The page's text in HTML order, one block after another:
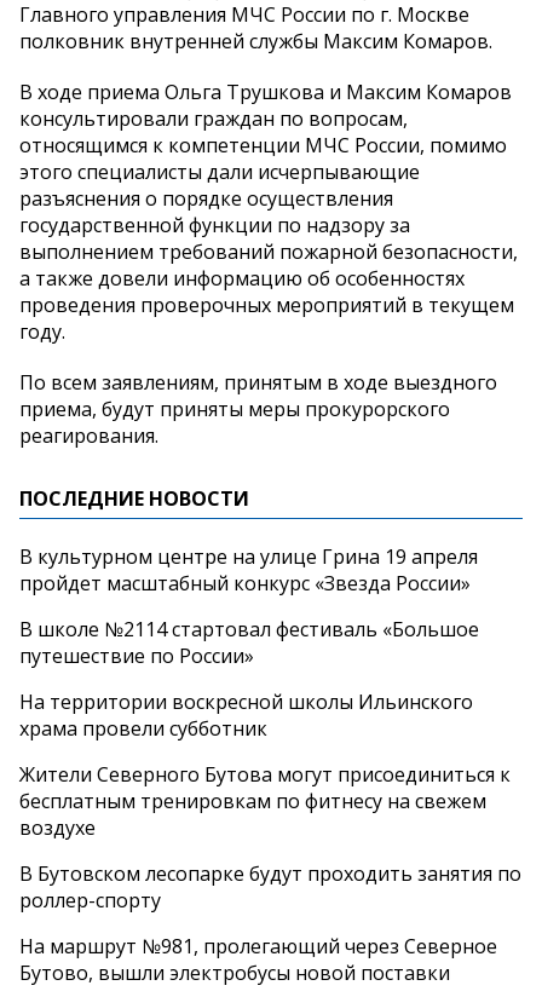
Главного управления МЧС России по г. Москве
полковник внутренней службы Максим Комаров.
В ходе приема Ольга Трушкова и Максим Комаров
консультировали граждан по вопросам,
относящимся к компетенции МЧС России, помимо
этого специалисты дали исчерпывающие
разъяснения о порядке осуществления
государственной функции по надзору за
выполнением требований пожарной безопасности,
а также довели информацию об особенностях
проведения проверочных мероприятий в текущем
году.
По всем заявлениям, принятым в ходе выездного
приема, будут приняты меры прокурорского
реагирования.
ПОСЛЕДНИЕ НОВОСТИ
В культурном центре на улице Грина 19 апреля
пройдет масштабный конкурс «Звезда России»
В школе №2114 стартовал фестиваль «Большое
путешествие по России»
На территории воскресной школы Ильинского
храма провели субботник
Жители Северного Бутова могут присоединиться к
бесплатным тренировкам по фитнесу на свежем
воздухе
В Бутовском лесопарке будут проходить занятия по
роллер-спорту
На маршрут №981, пролегающий через Северное
Бутово, вышли электробусы новой поставки